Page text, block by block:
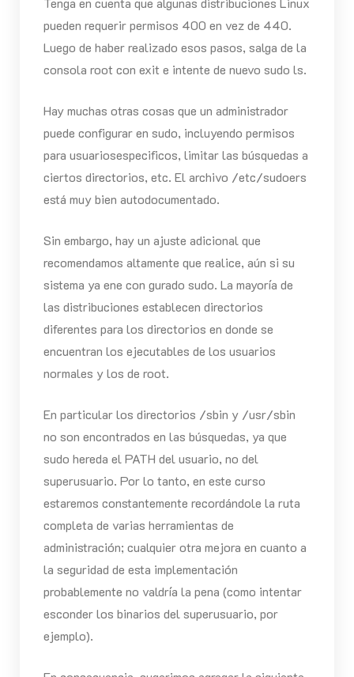
pueden requerir permisos 400 en vez de 440.
Luego de haber realizado esos pasos, salga de la
consola root con exit e intente de nuevo sudo ls.
Hay muchas otras cosas que un administrador
puede configurar en sudo, incluyendo permisos
para usuariosespecificos, limitar las búsquedas a
ciertos directorios, etc. El archivo /etc/sudoers
está muy bien autodocumentado.
Sin embargo, hay un ajuste adicional que
recomendamos altamente que realice, aún si su
sistema ya ene con gurado sudo. La mayoría de
las distribuciones establecen directorios
diferentes para los directorios en donde se
encuentran los ejecutables de los usuarios
normales y los de root.
En particular los directorios /sbin y /usr/sbin
no son encontrados en las búsquedas, ya que
sudo hereda el PATH del usuario, no del
superusuario. Por lo tanto, en este curso
estaremos constantemente recordándole la ruta
completa de varias herramientas de
administración; cualquier otra mejora en cuanto a
la seguridad de esta implementación
probablemente no valdría la pena (como intentar
esconder los binarios del superusuario, por
ejemplo).